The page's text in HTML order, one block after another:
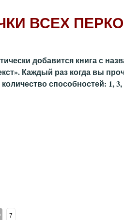
добавится книга с
Каждый раз когда вы
способностей: 1, 3,
7
ВСЕХ